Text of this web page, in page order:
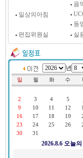
음
일상의아침
동
편집위원실
실